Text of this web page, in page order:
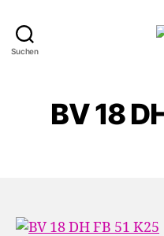
Suchen
BV 18